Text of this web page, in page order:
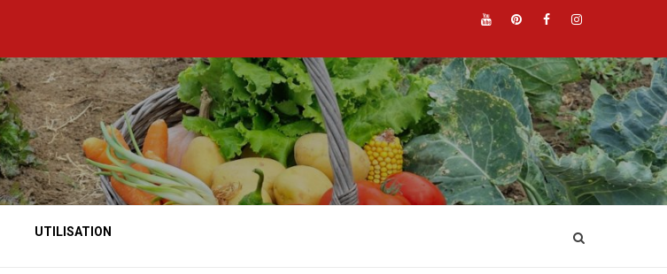
YouTube
Pinterest
Facebook
UTILISATION